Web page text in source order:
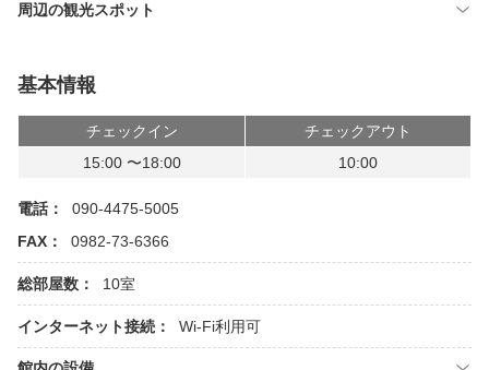
周辺の観光スポット
基本情報
チェックイン
チェックアウト
15:00 〜18:00
10:00
電話：
090-4475-5005
FAX：
0982-73-6366
総部屋数： 10室
インターネット接続： Wi-Fi利用可